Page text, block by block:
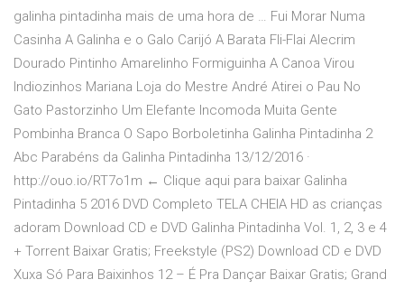
galinha pintadinha mais de uma hora de … Fui Morar Numa
Casinha A Galinha e o Galo Carijó A Barata Fli-Flai Alecrim
Dourado Pintinho Amarelinho Formiguinha A Canoa Virou
Indiozinhos Mariana Loja do Mestre André Atirei o Pau No
Gato Pastorzinho Um Elefante Incomoda Muita Gente
Pombinha Branca O Sapo Borboletinha Galinha Pintadinha 2
Abc Parabéns da Galinha Pintadinha 13/12/2016 ·
http://ouo.io/RT7o1m ← Clique aqui para baixar Galinha
Pintadinha 5 2016 DVD Completo TELA CHEIA HD as crianças
adoram Download CD e DVD Galinha Pintadinha Vol. 1, 2, 3 e 4
+ Torrent Baixar Gratis; Freekstyle (PS2) Download CD e DVD
Xuxa Só Para Baixinhos 12 – É Pra Dançar Baixar Gratis; Grand